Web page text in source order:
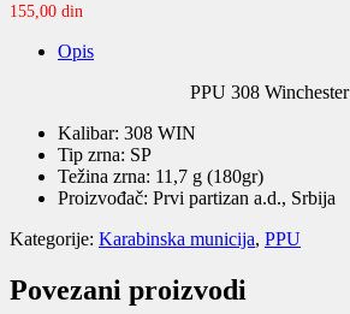
155,00 din
Opis
PPU 308 Winchester
Kalibar: 308 WIN
Tip zrna: SP
Težina zrna: 11,7 g (180gr)
Proizvođač: Prvi partizan a.d., Srbija
Kategorije: Karabinska municija, PPU
Povezani proizvodi